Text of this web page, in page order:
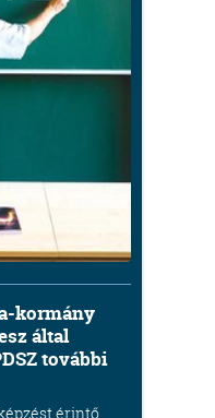
kormány
által
további
érintő